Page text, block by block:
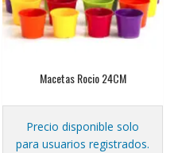
Macetas Rocio 24CM
Precio disponible solo
para usuarios registrados.